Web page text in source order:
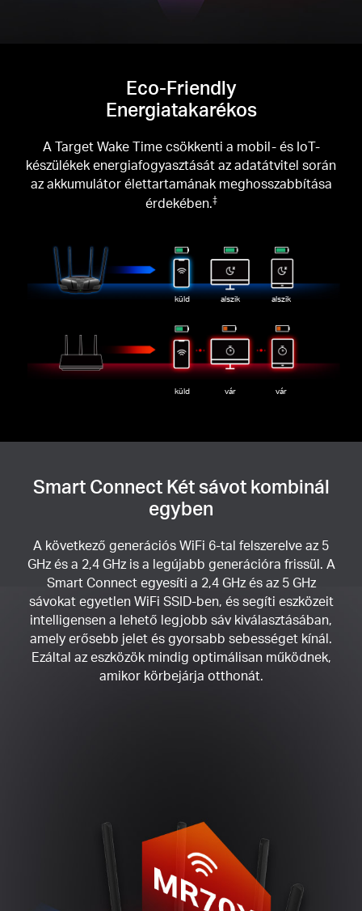
Eco-Friendly
Energiatakarékos
A Target Wake Time csökkenti a mobil- és IoT-
készülékek energiafogyasztását az adatátvitel során
az akkumulátor élettartamának meghosszabbítása
érdekében.‡
küld alszik alszik
küld vár vár
Smart Connect Két sávot kombinál
egyben
A következő generációs WiFi 6-tal felszerelve az 5
GHz és a 2,4 GHz is a legújabb generációra frissül. A
Smart Connect egyesíti a 2,4 GHz és az 5 GHz
sávokat egyetlen WiFi SSID-ben, és segíti eszközeit
intelligensen a lehető legjobb sáv kiválasztásában,
amely erősebb jelet és gyorsabb sebességet kínál.
Ezáltal az eszközök mindig optimálisan működnek,
amikor körbejárja otthonát.